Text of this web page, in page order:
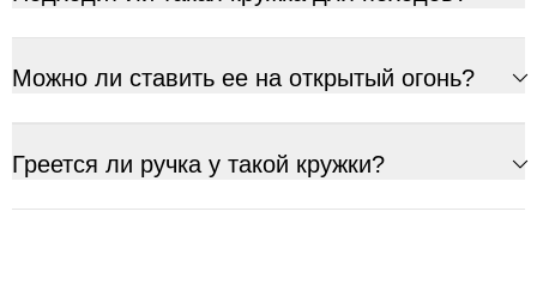
Можно ли ставить ее на открытый огонь?
Греется ли ручка у такой кружки?